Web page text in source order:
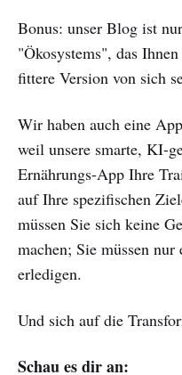
Bonus: unser Blog ist
"Ökosystems", das
fittere Version von sich
Wir haben auch eine
weil unsere smarte, KI-
Ernährungs-App Ihre
auf Ihre spezifischen
müssen Sie sich keine
machen; Sie müssen
erledigen.
Und sich auf die
Schau es dir an: